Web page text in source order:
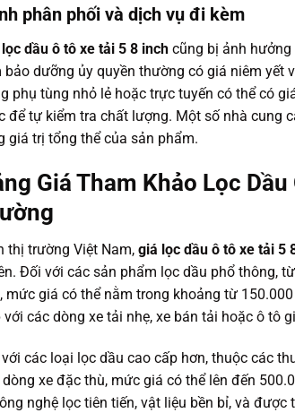
phân phối và dịch vụ đi kèm
dầu ô tô xe tải 5 8 inch cũng bị ảnh
bảo dưỡng ủy quyền thường có giá niêm yết
phụ tùng nhỏ lẻ hoặc trực tuyến có thể có
để tự kiểm tra chất lượng. Một số nhà cung
giá trị tổng thể của sản phẩm.
Giá Tham Khảo Lọc
thị trường Việt Nam, giá lọc dầu ô tô xe tải 5
Đối với các sản phẩm lọc dầu phổ thông,
mức giá có thể nằm trong khoảng từ
với các dòng xe tải nhẹ, xe bán tải hoặc ô tô
các loại lọc dầu cao cấp hơn, thuộc các
xe đặc thù, mức giá có thể lên đến
nghệ lọc tiên tiến, vật liệu bền bỉ, và